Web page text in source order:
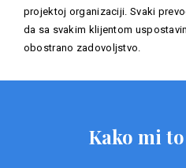
projektoj organizaciji. Svaki
da sa svakim klijentom
obostrano zadovoljstvo.
Kako mi